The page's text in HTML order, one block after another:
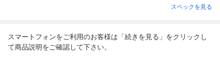
スペックを見る
スマートフォンをご利用のお客様は「続きを見る」をクリックし
て商品説明をご確認して下さい。